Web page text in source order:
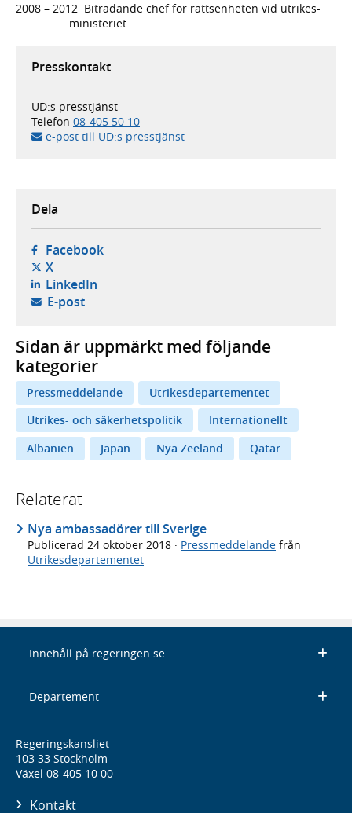
2008 – 2012 Biträdande chef för rättsenheten vid utrikes-
ministeriet.
Presskontakt
UD:s presstjänst
Telefon 08-405 50 10
e-post till UD:s presstjänst
Dela
Facebook- öppnas i ny flik, extern webbplats,
X- öppnas i ny flik, extern webbplats,
LinkedIn- öppnas i ny flik, extern webbplats,
E-post- öppnar din e-postklient,
Sidan är uppmärkt med följande
kategorier
Pressmeddelande
Utrikesdepartementet
Utrikes- och säkerhetspolitik
Internationellt
Albanien
Japan Nya Zeeland Qatar
Relaterat
Nya ambassadörer till Sverige
Publicerad 24 oktober 2018 · Pressmeddelande från
Utrikesdepartementet
Innehåll på regeringen.se
Departement
Regeringskansliet
103 33 Stockholm
Växel 08-405 10 00
Kontakt